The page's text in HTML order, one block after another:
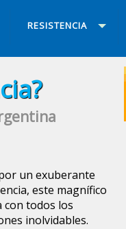
RESISTENCIA
un exuberante
este magnífico
todos los
inolvidables.